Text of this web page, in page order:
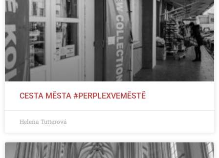
CESTA MĚSTA #PERPLEXVEMĚSTĚ
Helena Tutterová